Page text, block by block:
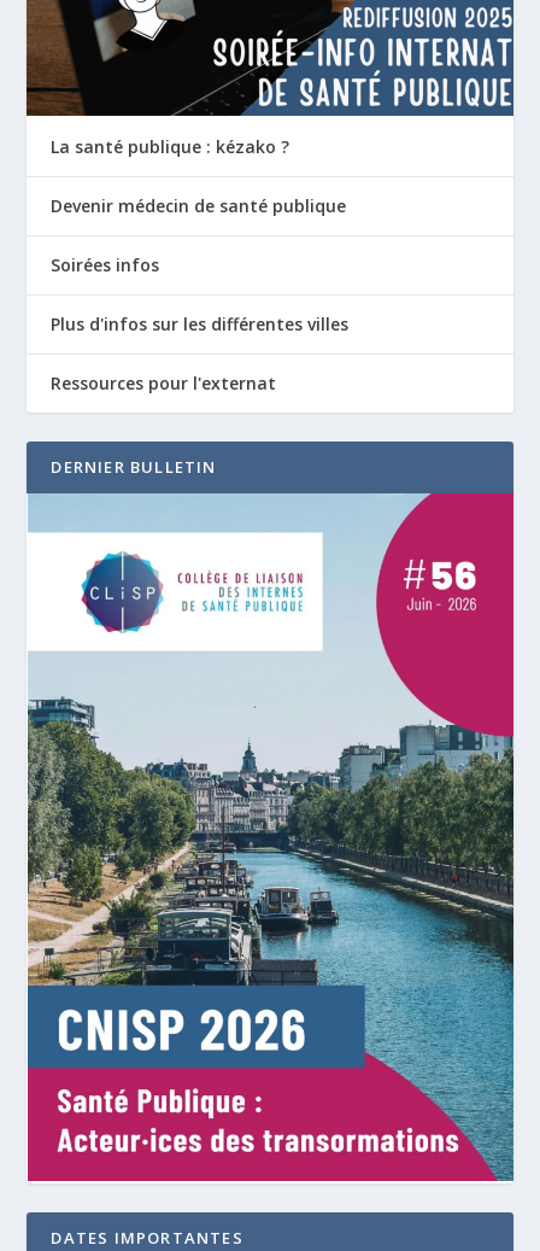
La santé publique : kézako ?
Devenir médecin de santé publique
Soirées infos
Plus d'infos sur les différentes villes
Ressources pour l'externat
DERNIER BULLETIN
DATES IMPORTANTES